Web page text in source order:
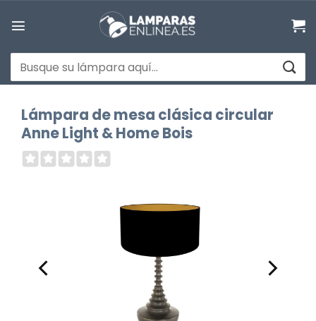
Buscar
por:
Lámpara de mesa clásica circular
Anne Light & Home Bois